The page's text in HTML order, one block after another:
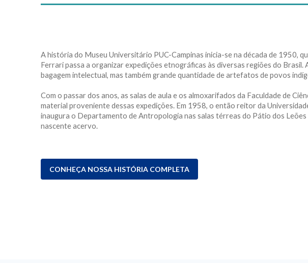
A história do Museu Universitário PUC-Campinas inicia-se na década de 1950,
Ferrari passa a organizar expedições etnográficas às diversas regiões do
bagagem intelectual, mas também grande quantidade de artefatos de povos
Com o passar dos anos, as salas de aula e os almoxarifados da Faculdade de
material proveniente dessas expedições. Em 1958, o então reitor da
inaugura o Departamento de Antropologia nas salas térreas do Pátio dos Leões
nascente acervo.
CONHEÇA NOSSA HISTÓRIA COMPLETA